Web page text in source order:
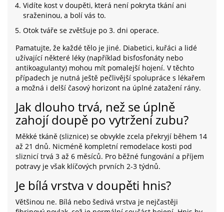
Vidíte kost v doupěti, která není pokryta tkání ani
sraženinou, a bolí vás to.
Otok tváře se zvětšuje po 3. dni operace.
Pamatujte, že každé tělo je jiné. Diabetici, kuřáci a lidé
užívající některé léky (například bisfosfonáty nebo
antikoagulanty) mohou mít pomalejší hojení. V těchto
případech je nutná ještě pečlivější spolupráce s lékařem
a možná i delší časový horizont na úplné zatažení rány.
Jak dlouho trvá, než se úplně
zahojí doupě po vytržení zubu?
Měkké tkáně (sliznice) se obvykle zcela překryjí během 14
až 21 dnů. Nicméně kompletní remodelace kosti pod
sliznicí trvá 3 až 6 měsíců. Pro běžné fungování a příjem
potravy je však klíčových prvních 2-3 týdnů.
Je bílá vrstva v doupěti hnis?
Většinou ne. Bílá nebo šedivá vrstva je nejčastěji